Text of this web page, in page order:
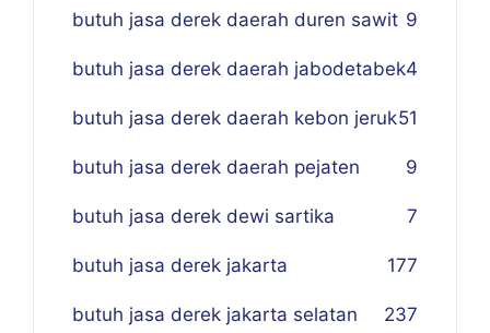
butuh jasa derek daerah duren sawit 9
butuh jasa derek daerah jabodetabek4
butuh jasa derek daerah kebon jeruk51
butuh jasa derek daerah pejaten 9
butuh jasa derek dewi sartika 7
butuh jasa derek jakarta 177
butuh jasa derek jakarta selatan 237